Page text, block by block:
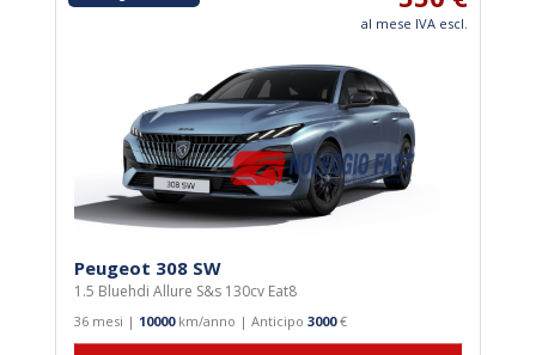
VEICOLI COMMERCIALI
PER MARCHI
al mese IVA escl.
Peugeot 308 SW
1.5 Bluehdi Allure S&s 130cv Eat8
36 mesi | 10000km/anno | Anticipo 3000€